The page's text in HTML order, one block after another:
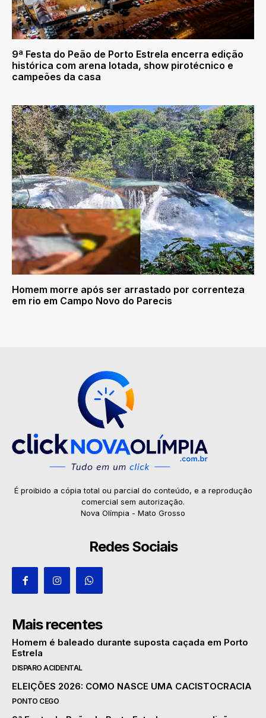
9ª Festa do Peão de Porto Estrela encerra edição
histórica com arena lotada, show pirotécnico e
campeões da casa
Homem morre após ser arrastado por correnteza
em rio em Campo Novo do Parecis
É proibido a cópia total ou parcial do conteúdo, e a reprodução
comercial sem autorização.
Nova Olímpia - Mato Grosso
Redes Sociais
Mais recentes
Homem é baleado durante suposta caçada em Porto
Estrela
DISPARO ACIDENTAL
ELEIÇÕES 2026: COMO NASCE UMA CACISTOCRACIA
PONTO CEGO